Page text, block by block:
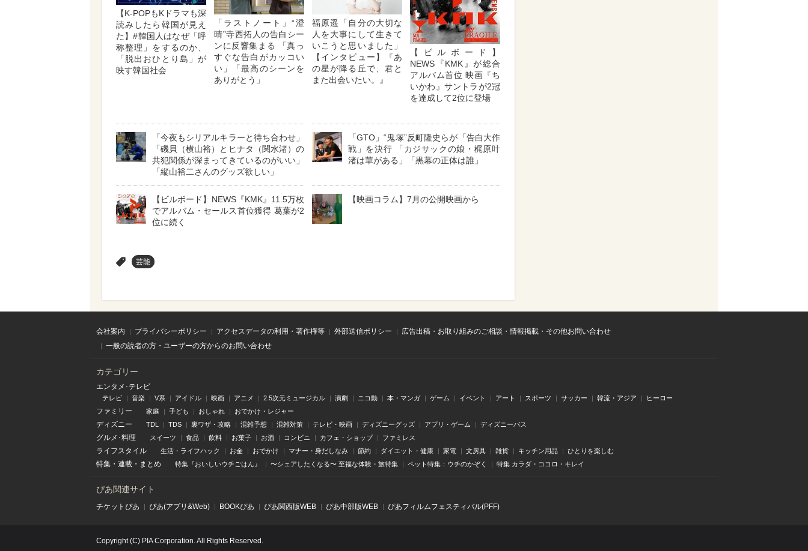
【K-POPもKドラマも深
読みしたら韓国が見え
た】#韓国人はなぜ「呼
称整理」をするのか、
「脱出おひとり島」が
映す韓国社会
「ラストノート」“澄
晴”寺西拓人の告白シー
ンに反響集まる 「真っ
すぐな告白がカッコい
い」「最高のシーンを
ありがとう」
福原遥「自分の大切な
人を大事にして生きて
いこうと思いました」
【インタビュー】『あ
の星が降る丘で、君と
また出会いたい。』
【ビルボード】
NEWS『KMK』が総合
アルバム首位 映画『ち
いかわ』サントラが2冠
を達成して2位に登場
「今夜もシリアルキラーと待ち合わせ」
「磯貝（横山裕）とヒナタ（関水渚）の
共犯関係が深まってきているのがいい」
「縦山裕二さんのグッズ欲しい」
「GTO」“鬼塚”反町隆史らが「告白大作
戦」を決行 「カジサックの娘・梶原叶
渚は華がある」「黒幕の正体は誰」
【ビルボード】NEWS『KMK』11.5万枚
でアルバム・セールス首位獲得 葛葉が2
位に続く
【映画コラム】7月の公開映画から
芸能
会社案内 プライバシーポリシー アクセスデータの利用・著作権等 外部送信ポリシー
広告出稿・お取り組みのご相談・情報掲載・その他お問い合わせ
一般の読者の方・ユーザーの方からのお問い合わせ
カテゴリー
エンタメ･テレビ
テレビ 音楽 V系 アイドル 映画 アニメ 2.5次元ミュージカル 演劇 ニコ動 本・マンガ ゲーム イベント アート スポーツ サッカー 韓流・アジア ヒーロー
ファミリー 家庭 子ども おしゃれ おでかけ・レジャー
ディズニー TDL TDS 裏ワザ・攻略 混雑予想 混雑対策 テレビ・映画 ディズニーグッズ アプリ・ゲーム ディズニーパス
グルメ･料理 スイーツ 食品 飲料 お菓子 お酒 コンビニ カフェ・ショップ ファミレス
ライフスタイル 生活・ライフハック お金 おでかけ マナー・身だしなみ 節約 ダイエット・健康 家電 文房具 雑貨 キッチン用品 ひとりを楽しむ
特集 ・ 連載 ・ まとめ 特集『おいしいウチごはん』 〜シェアしたくなる〜 至福な体験・旅特集 ペット特集：ウチのかぞく 特集 カラダ・ココロ・キレイ
ぴあ関連サイト
チケットぴあ ぴあ(アプリ&Web) BOOKぴあ ぴあ関⻄版WEB ぴあ中部版WEB ぴあフィルムフェスティバル(PFF)
Copyright (C) PIA Corporation. All Rights Reserved.